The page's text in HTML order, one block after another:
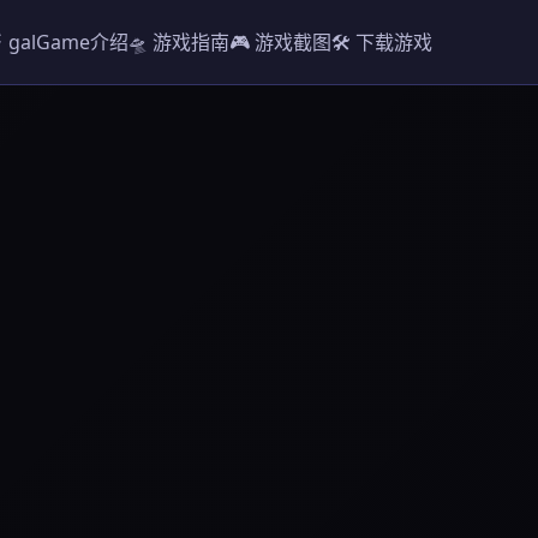
介绍🛸 游戏指南🎮 游戏截图🛠️ 下载游戏